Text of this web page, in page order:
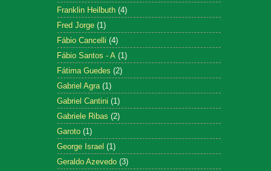
Franklin Heilbuth (4)
Fred Jorge (1)
Fábio Cancelli (4)
Fábio Santos - A (1)
Fátima Guedes (2)
Gabriel Agra (1)
Gabriel Cantini (1)
Gabriele Ribas (2)
Garoto (1)
George Israel (1)
Geraldo Azevedo (3)